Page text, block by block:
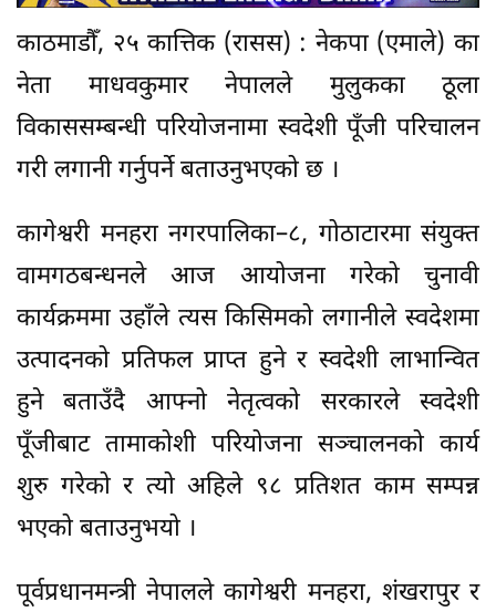
काठमाडौँ, २५ कात्तिक (रासस) : नेकपा (एमाले) का
नेता माधवकुमार नेपालले मुलुकका ठूला
विकाससम्बन्धी परियोजनामा स्वदेशी पूँजी परिचालन
गरी लगानी गर्नुपर्ने बताउनुभएको छ ।
कागेश्वरी मनहरा नगरपालिका–८, गोठाटारमा संयुक्त
वामगठबन्धनले आज आयोजना गरेको चुनावी
कार्यक्रममा उहाँले त्यस किसिमको लगानीले स्वदेशमा
उत्पादनको प्रतिफल प्राप्त हुने र स्वदेशी लाभान्वित
हुने बताउँदै आफ्नो नेतृत्वको सरकारले स्वदेशी
पूँजीबाट तामाकोशी परियोजना सञ्चालनको कार्य
शुरु गरेको र त्यो अहिले ९८ प्रतिशत काम सम्पन्न
भएको बताउनुभयो ।
पूर्वप्रधानमन्त्री नेपालले कागेश्वरी मनहरा, शंखरापुर र